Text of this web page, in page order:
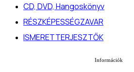
CD, DVD, Hangoskönyv
RÉSZKÉPESSÉGZAVAR
ISMERETTERJESZTŐK
Információk